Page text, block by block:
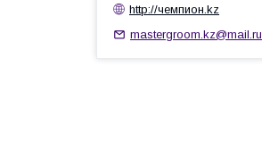
http://чемпион.kz
mastergroom.kz@mail.ru